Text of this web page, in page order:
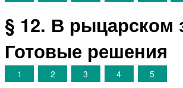
§ 12. В рыцарском
Готовые решения
1 2 3 4 5